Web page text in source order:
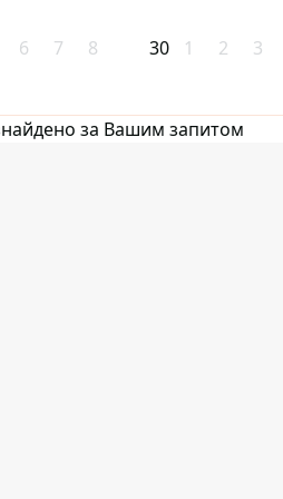
6 7 8 30 1 2 3
за Вашим запитом